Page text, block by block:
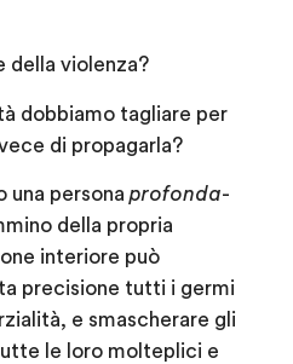
della violenza?
dobbiamo tagliare per
di propagarla?
una persona profonda-
della propria
interiore può
precisione tutti i germi
e smascherare gli
le loro molteplici e